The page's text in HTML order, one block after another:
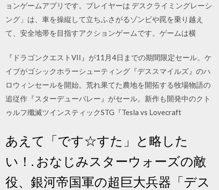
ョンゲームアプリです。プレイヤーは デスクライミングレーシ
ング」は、車を操縦して立ちふさがるゾンビや罠を乗り越え
て、安全地帯を目指すアクションゲームです。ゲームは横
『ドラゴンクエストVII』が11月4日までの期間限定セール。ケ
イブがゴシックホラーシューティング『デススマイルズ』のハ
ロウィンセールを開始。荒れ果てた農地を開拓する牧場物語の
追従作『スターデューバレー』がセール。新作も開発中のクト
ゥルフ殲滅ツインスティックSTG『Tesla vs Lovecraft
あえて「です☆すた」と略した
い！. おなじみスターウォーズの敵
役、銀河帝国軍の超巨大兵器「デス